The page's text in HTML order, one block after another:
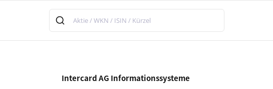
Intercard AG Informationssysteme